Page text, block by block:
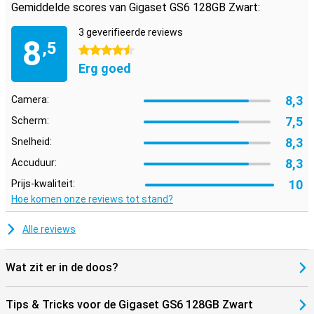
Goede en stabiele communicatie
De Gigaset GS6 is voorzien van moderne communicatietechnieken.
Via 5G en WiFi 6e downloadt je razendsnel al je gegevens en
bestanden. Met Bluetooth 5.4 heb je altijd een stabiele Bluetooth-
verbinding. NFC zorgt ervoor dat je contactloos betaalt in de winkel
en dankzij eSIM-technologie schakel je heel gemakkelijk tussen
Gemiddelde scores van Gigaset GS6 128GB Zwart:
8,5
3 geverifieerde reviews
4.5 sterren
Erg goed
Camera: 8,3
Scherm: 7,5
Snelheid: 8,3
Accuduur: 8,3
Prijs-kwaliteit: 10
Hoe komen onze reviews tot stand?
Alle reviews
Wat zit er in de doos?
Tips & Tricks voor de Gigaset GS6 128GB Zwart